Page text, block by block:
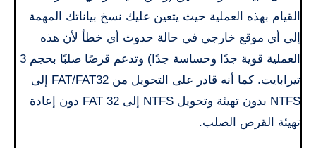
القيام بهذه العملية حيث يتعين عليك نسخ بياناتك المهمة
إلى أي موقع خارجي في حالة حدوث أي خطأ لأن هذه
العملية قوية جدًا وحساسة جدًا) وتدعم قرصًا صلبًا بحجم 3
تيرابايت. كما أنه قادر على التحويل من FAT/FAT32 إلى
NTFS بدون تهيئة وتحويل NTFS إلى FAT 32 دون إعادة
تهيئة القرص الصلب.